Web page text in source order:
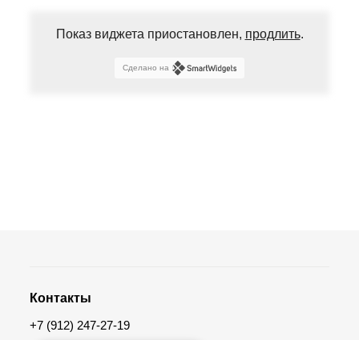
Показ виджета приостановлен, продлить.
Сделано на
Контакты
+7 (912) 247-27-19